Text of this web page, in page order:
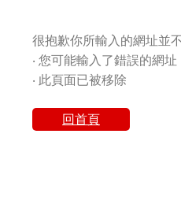
很抱歉你所輸入的網址並
‧ 您可能輸入了錯誤的網址
‧ 此頁面已被移除
回首頁